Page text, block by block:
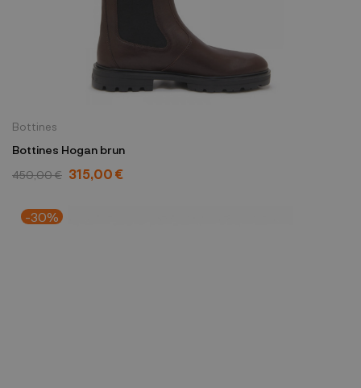
Bottines
Bottines Hogan brun
450,00 € 315,00 €
-30%